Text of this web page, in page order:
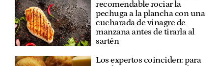
recomendable rociar la
pechuga a la plancha con una
cucharada de vinagre de
manzana antes de tirarla al
sartén
Los expertos coinciden: para